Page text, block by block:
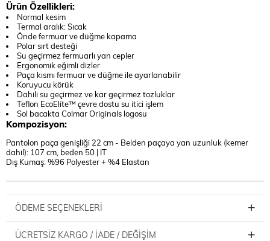
Ürün Özellikleri:
Normal kesim
Termal aralık: Sıcak
Önde fermuar ve düğme kapama
Polar sırt desteği
Su geçirmez fermuarlı yan cepler
Ergonomik eğimli dizler
Paça kısmı fermuar ve düğme ile ayarlanabilir
Koruyucu körük
Dahili su geçirmez ve kar geçirmez tozluklar
Teflon EcoElite™ çevre dostu su itici işlem
Sol bacakta Colmar Originals logosu
Kompozisyon:
Pantolon paça genişliği 22 cm - Belden paçaya yan uzunluk (kemer
dahil): 107 cm, beden 50 | IT
Dış Kumaş: %96 Polyester + %4 Elastan
ÖDEME SEÇENEKLERI
ÜCRETSIZ KARGO / İADE / DEĞIŞIM